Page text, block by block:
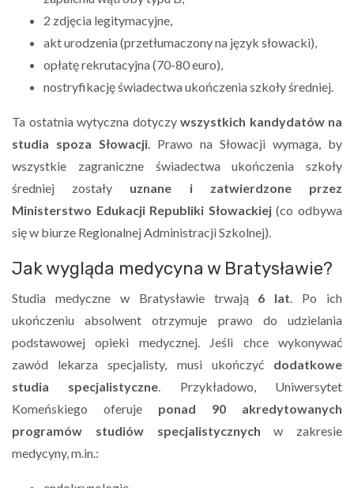
2 zdjęcia legitymacyjne,
akt urodzenia (przetłumaczony na język słowacki),
opłatę rekrutacyjna (70-80 euro),
nostryfikację świadectwa ukończenia szkoły średniej.
Ta ostatnia wytyczna dotyczy wszystkich kandydatów na
studia spoza Słowacji . Prawo na Słowacji wymaga, by
wszystkie zagraniczne świadectwa ukończenia szkoły
średniej zostały uznane i zatwierdzone przez
Ministerstwo Edukacji Republiki Słowackiej(co odbywa
się w biurze Regionalnej Administracji Szkolnej).
Jak wygląda medycyna w Bratysławie?
Studia medyczne w Bratysławie trwają 6 lat . Po ich
ukończeniu absolwent otrzymuje prawo do udzielania
podstawowej opieki medycznej. Jeśli chce wykonywać
zawód lekarza specjalisty, musi ukończyćdodatkowe
studia specjalistyczne . Przykładowo, Uniwersytet
Komeńskiego oferuje ponad 90 akredytowanych
programów studiów specjalistycznych w zakresie
medycyny, m.in.: